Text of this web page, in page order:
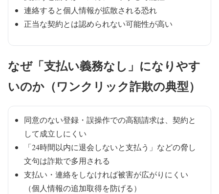
連絡すると個人情報が拡散される恐れ
正当な契約とは認められない可能性が高い
なぜ「支払い義務なし」になりやす
いのか（ワンクリック詐欺の典型）
同意のない登録・誤操作での高額請求は、契約と
して成立しにくい
「24時間以内に退会しないと支払う」などの脅し
文句は詐欺で多用される
支払い・連絡をしなければ被害が広がりにくい
（個人情報の追加取得を防げる）